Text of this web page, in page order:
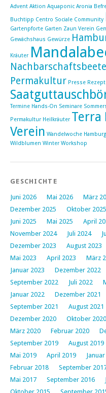
Advent Aktion Aquaponic Aronia
Buchtipp Centro Sociale Community
Gartenpforte Garten Zaun Verein
Gewächshaus Gewürze
Kräuter
Nachbarschaftsbeete
Permakultur Presse Rezept
Termine Hands-On Seminare
Permakultur Heilkräuter Terra
Verein Wandelwoche
Wildblumen Winter Workshop
GESCHICHTE
Juni 2026 Mai 2026 März
Dezember 2025
Oktober 2025
Juni 2025
Mai 2025 April
November 2024
Juli 2024
Dezember 2023
August 2023
Mai 2023
April 2023 März
Januar 2023
Dezember 2022
September 2022
Juli 2022
Januar 2022
Dezember 2021
September 2021
August 2021
Dezember 2020
Oktober 2020
März 2020
Februar 2020
September 2019
August 2019
Mai 2019
April 2019
Februar 2018
September
Mai 2017
September 2016